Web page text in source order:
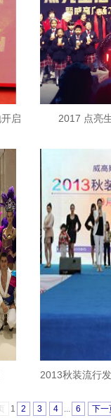
启 2017 点亮
2013秋装流行
1 2 3 4 ... 6 下一